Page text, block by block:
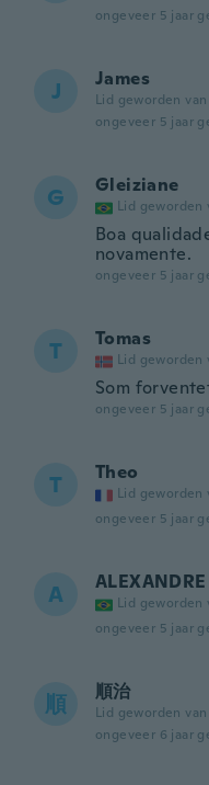
ongeveer 5 jaar
J James
Lid geworden van
ongeveer 5 jaar
G Gleiziane
Lid geworden
Boa
novamente.
ongeveer 5 jaar
T Tomas
Lid geworden
Som
ongeveer 5 jaar
T Theo
Lid geworden
ongeveer 5 jaar
A Lid geworden
ongeveer 5 jaar
順 順治
Lid geworden
ongeveer 6 jaar